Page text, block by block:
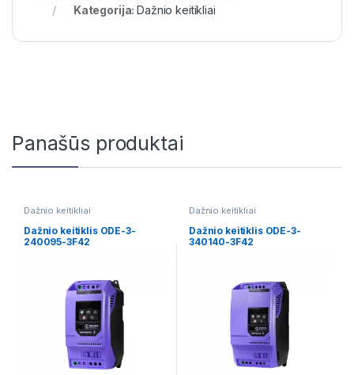
Kategorija:Dažnio keitikliai
Panašūs produktai
Dažnio keitikliai
Dažnio keitiklis ODE-3-
240095-3F42
Dažnio keitikliai
Dažnio keitiklis ODE-3-
340140-3F42